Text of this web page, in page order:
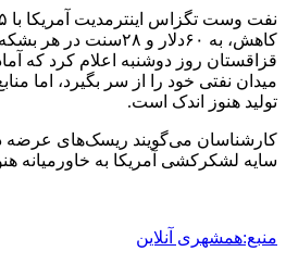
کاهش، به ۶۰دلار و
قزاقستان روز دوشنبه اعلام کرد که
میدان نفتی خود را از سر بگیرد، اما
تولید هنوز اندک است.
کارشناسان می‌گویند ریسک‌های عرضه
سایه لشکرکشی آمریکا به خاورمیانه
منبع:همشهری آنلاین